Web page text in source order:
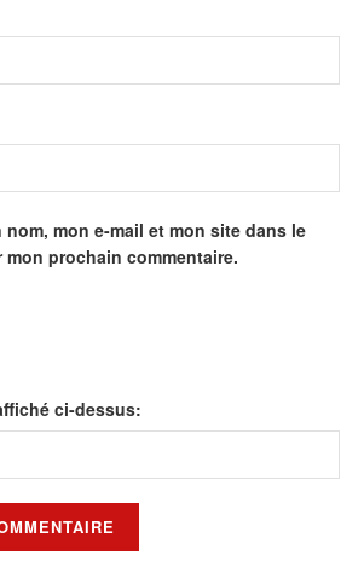
nom, mon e-mail et mon site dans le
prochain commentaire.
ci-dessus: